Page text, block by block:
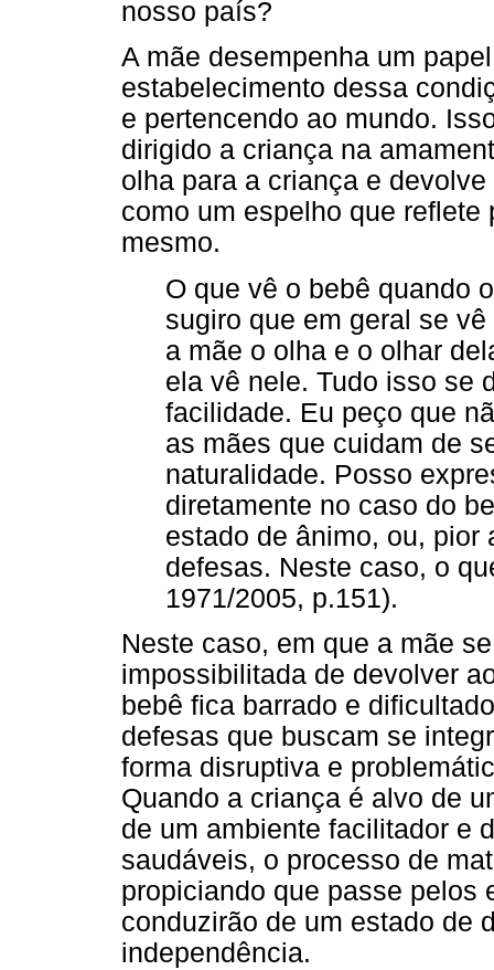
nosso país?
A mãe desempenha um
estabelecimento dessa
e pertencendo ao mundo.
dirigido a criança na
olha para a criança e
como um espelho que
mesmo.
O que vê o bebê quando
sugiro que em geral se
a mãe o olha e o olhar
ela vê nele. Tudo isso se
facilidade. Eu peço que
as mães que cuidam de
naturalidade. Posso
diretamente no caso do
estado de ânimo, ou, pior
defesas. Neste caso, o
1971/2005, p.151).
Neste caso, em que a mãe
impossibilitada de devolver
bebê fica barrado e
defesas que buscam se
forma disruptiva e
Quando a criança é alvo de
de um ambiente facilitador e
saudáveis, o processo de
propiciando que passe pelos
conduzirão de um estado de
independência.